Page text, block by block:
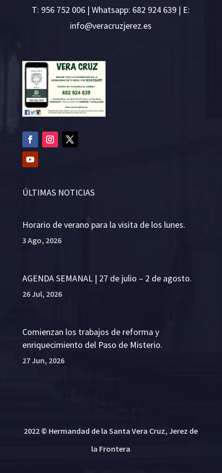
T: 956 752 006 | Whatsapp: 682 924 639 | E:
se.ze
rejzu
rcare
v@ofn
i
ÚLTIMAS NOTICIAS
Horario de verano para la visita de los lunes.
3 Ago, 2026
AGENDA SEMANAL | 27 de julio – 2 de agosto.
26 Jul, 2026
Comienzan los trabajos de reforma y
enriquecimiento del Paso de Misterio.
27 Jun, 2026
2022 © Hermandad de la Santa Vera Cruz, Jerez de
la Frontera